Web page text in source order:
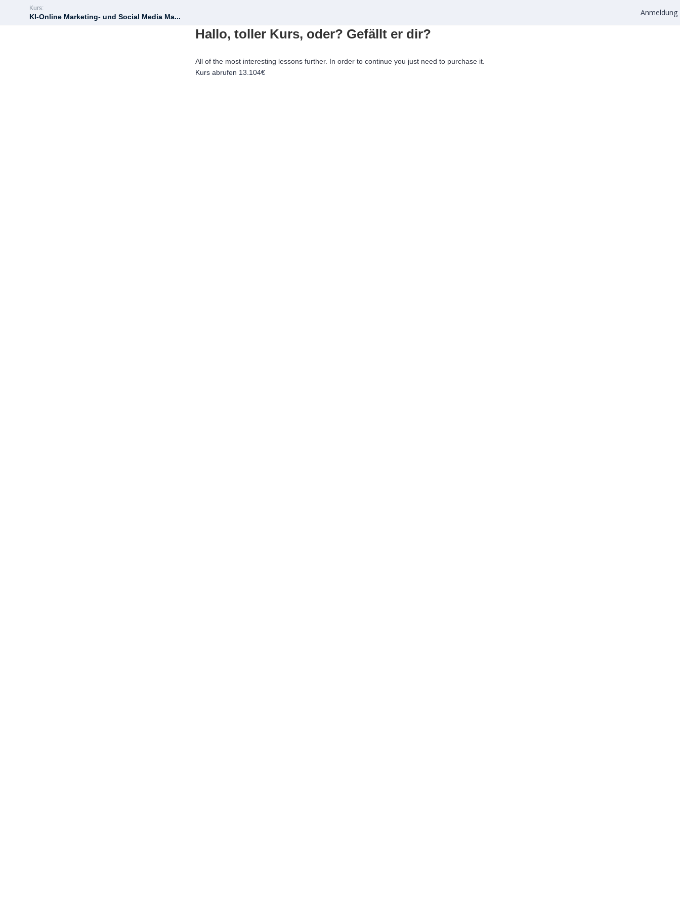
Kurs:
KI-Online Marketing- und Social Media Ma... Anmeldung
Hallo, toller Kurs, oder? Gefällt er dir?
All of the most interesting lessons further. In order to continue you just need to purchase it.
Kurs abrufen 13.104€